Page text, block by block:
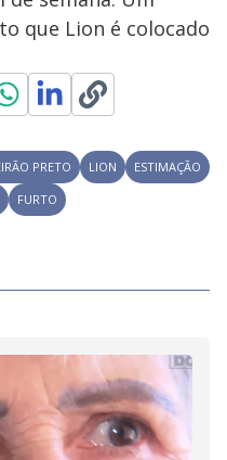
que Lion é colocado
PRETO LION
ESTIMAÇÃO
FURTO